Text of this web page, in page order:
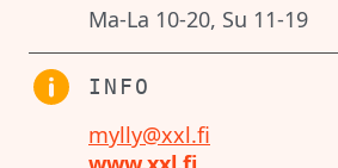
Ma-La 10-20, Su 11-19
INFO
mylly@xxl.fi